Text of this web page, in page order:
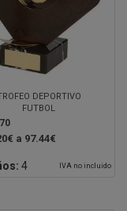
DEPORTIVO
FUTBOL
a 97.44€
4 IVA no incluido